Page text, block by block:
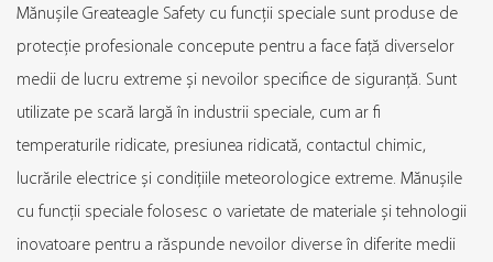
Mănușile Greateagle Safety cu funcții speciale sunt produse de
protecție profesionale concepute pentru a face față diverselor
medii de lucru extreme și nevoilor specifice de siguranță. Sunt
utilizate pe scară largă în industrii speciale, cum ar fi
temperaturile ridicate, presiunea ridicată, contactul chimic,
lucrările electrice și condițiile meteorologice extreme. Mănușile
cu funcții speciale folosesc o varietate de materiale și tehnologii
inovatoare pentru a răspunde nevoilor diverse în diferite medii